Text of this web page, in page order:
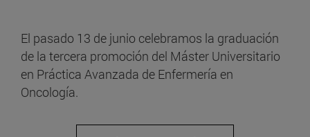
El pasado 13 de junio celebramos la graduación
de la tercera promoción del Máster Universitario
en Práctica Avanzada de Enfermería en
Oncología.